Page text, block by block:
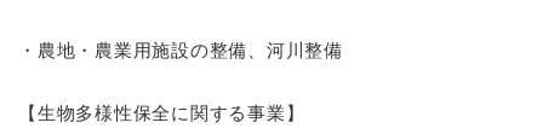
・農地・農業用施設の整備、河川整備
【生物多様性保全に関する事業】